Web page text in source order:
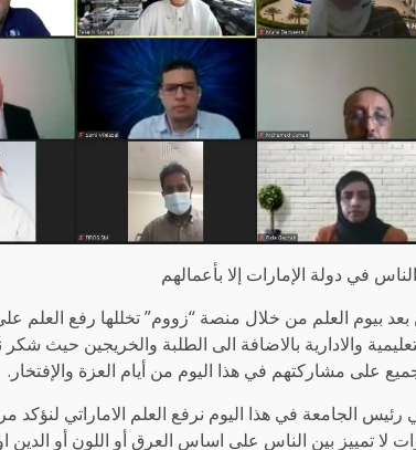
في دولة الإمارات إلا بأعمالهم
بيوم العلم من خلال منصة “زووم” تخللها رفع العلم
والادارية بالاضافة الى الطلبة والخريجين حيث
على مشاركتهم في هذا اليوم من أيام العزة والإفتخار.
الجامعة في هذا اليوم نرفع العلم الاماراتي لنؤكد
لا تمييز بين الناس على اساس العرق أو اللون أو